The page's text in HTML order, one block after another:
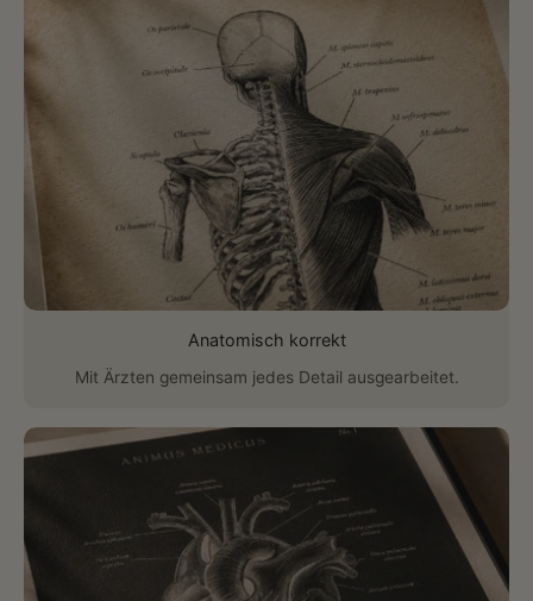
Anatomisch korrekt
Mit Ärzten gemeinsam jedes Detail ausgearbeitet.